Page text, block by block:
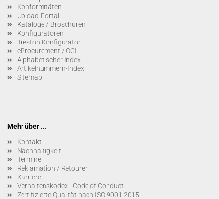
Konformitäten
Upload-Portal
Kataloge / Broschüren
Konfiguratoren
Treston Konfigurator
eProcurement / OCI
Alphabetischer Index
Artikelnummern-Index
Sitemap
Mehr über ...
Kontakt
Nachhaltigkeit
Termine
Reklamation / Retouren
Karriere
Verhaltenskodex - Code of Conduct
Zertifizierte Qualität nach ISO 9001:2015